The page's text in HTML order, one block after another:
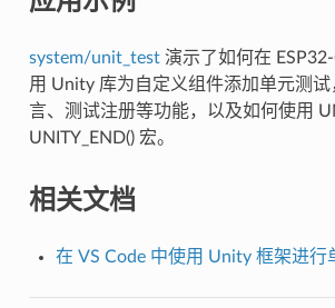
system/unit_test演示了如何在
用 Unity 库为自定义组件添加单元测
言、测试注册等功能，以及如何使用
UNITY_END() 宏。
相关文档
在 VS Code 中使用 Unity 框架进行